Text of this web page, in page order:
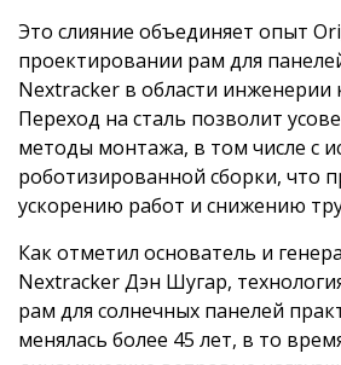
Это слияние объединяет опыт
проектировании рам для
Nextracker в области инженерии
Переход на сталь позволит
методы монтажа, в том числе с
роботизированной сборки, что
ускорению работ и снижению
Как отметил основатель и
Nextracker Дэн Шугар,
рам для солнечных панелей
менялась более 45 лет, в то